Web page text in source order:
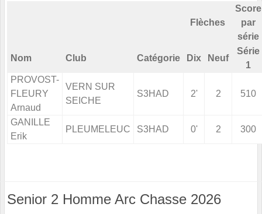
Flèches
Score
par
série
Nom Club Catégorie Dix Neuf
Série
1
PROVOST-
FLEURY
Arnaud
VERN SUR
SEICHE
S3HAD 2' 2 510
GANILLE
Erik
PLEUMELEUC S3HAD 0' 2 300
Senior 2 Homme Arc Chasse 2026